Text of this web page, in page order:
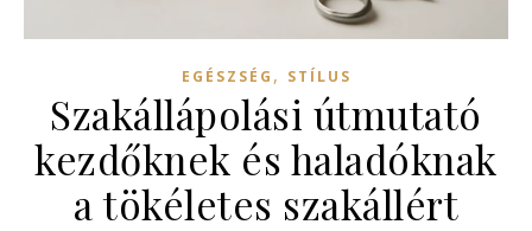
EGÉSZSÉG , STÍLUS
Szakállápolási útmutató
kezdőknek és haladóknak
a tökéletes szakállért